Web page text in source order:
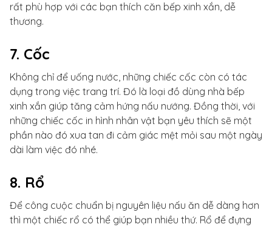
rất phù hợp với các bạn thích căn bếp xinh xắn, dễ
thương.
7. Cốc
Không chỉ để uống nước, những chiếc cốc còn có tác
dụng trong việc trang trí. Đó là loại đồ dùng nhà bếp
xinh xắn giúp tăng cảm hứng nấu nướng. Đồng thời, với
những chiếc cốc in hình nhân vật bạn yêu thích sẽ một
phần nào đó xua tan đi cảm giác mệt mỏi sau một ngày
dài làm việc đó nhé.
8. Rổ
Để công cuộc chuẩn bị nguyên liệu nấu ăn dễ dàng hơn
thì một chiếc rổ có thể giúp bạn nhiều thứ. Rổ để đựng